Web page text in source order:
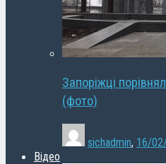
Запоріжці
(фото)
sichadmin, 16/
Відео